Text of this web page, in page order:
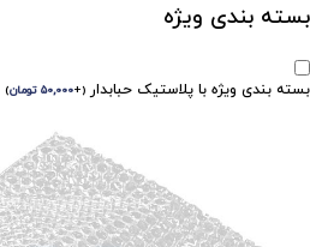
بسته بندی ویژه
بسته بندی ویژه با پلاستیک حبابدار (
+۵۰,۰۰۰ تومان)